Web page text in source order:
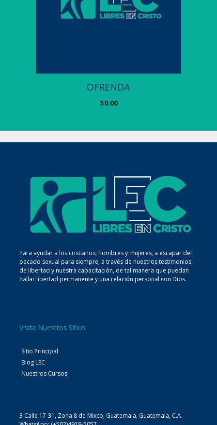
OFRENDA
$0.00
Para ayudar a los cristianos, hombres y mujeres, a escapar del
pecado sexual para siempre, a través de nuestros testimonios
de libertad y nuestra capacitación, de tal manera que puedan
hallar libertad permanente y una relación personal con Dios.
Visita Nuestros Sitios
Sitio Principal
Blog LEC
Nuestros Cursos
3 Calle 17-31, Zona 8 de Mixco, Guatemala, Guatemala, C.A.